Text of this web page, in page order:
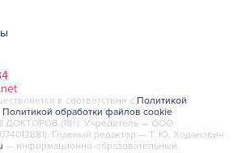
в соответствии с Политикой
Политикой обработки файлов cookie
ДОКТОРОВ (18+). Учредитель — ООО
Главный редактор — Т. Ю. Ходанович
— информационно-образовательный,